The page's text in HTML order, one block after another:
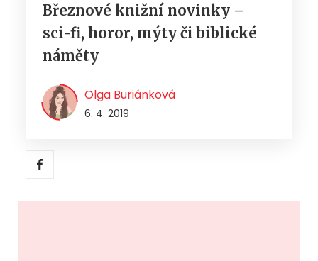
Březnové knižní novinky –
sci-fi, horor, mýty či biblické
náměty
Olga Buriánková
6. 4. 2019